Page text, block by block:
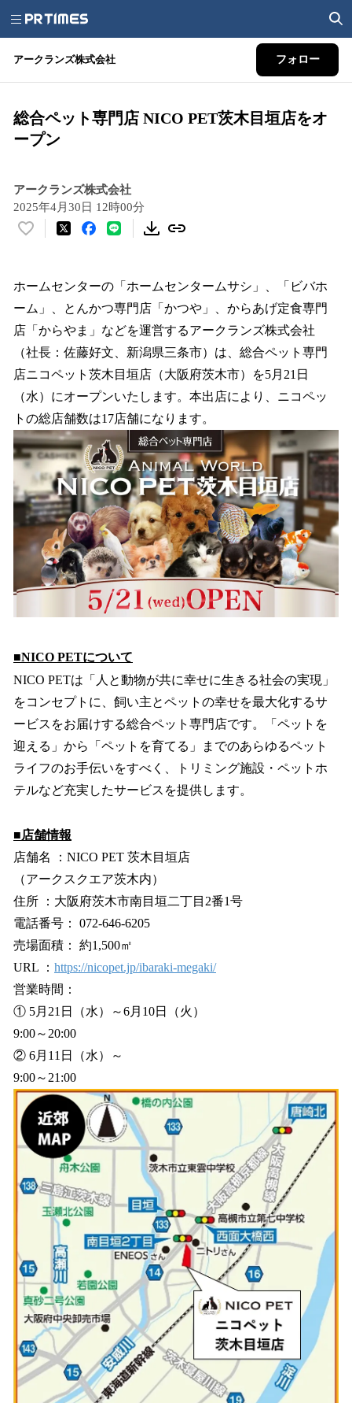
アークランズ株式会社 フォロー
総合ペット専門店 NICO PET茨木目垣店をオ
ープン
アークランズ株式会社
2025年4月30日 12時00分
い
！
数
読
み
込
中
で
す
ホームセンターの「ホームセンタームサシ」、「ビバホ
ーム」、とんかつ専門店「かつや」、からあげ定食専門
店「からやま」などを運営するアークランズ株式会社
（社長：佐藤好文、新潟県三条市）は、総合ペット専門
店ニコペット茨木目垣店（大阪府茨木市）を5月21日
（水）にオープンいたします。本出店により、ニコペッ
トの総店舗数は17店舗になります。
■NICO PETについて
NICO PETは「人と動物が共に幸せに生きる社会の実現」
をコンセプトに、飼い主とペットの幸せを最大化するサ
ービスをお届けする総合ペット専門店です。「ペットを
迎える」から「ペットを育てる」までのあらゆるペット
ライフのお手伝いをすべく、トリミング施設・ペットホ
テルなど充実したサービスを提供します。
■店舗情報
店舗名 ：NICO PET 茨木目垣店
（アークスクエア茨木内）
住所 ：大阪府茨木市南目垣二丁目2番1号
電話番号： 072-646-6205
売場面積： 約1,500㎡
URL ： https://nicopet.jp/ibaraki-megaki/
営業時間：
① 5月21日（水）～6月10日（火）
9:00～20:00
② 6月11日（水）～
9:00～21:00